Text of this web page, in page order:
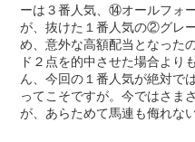
ーは３番人気、⑭オールフォ
が、抜けた１番人気の②グレ
め、意外な高額配当となった
ド２点を的中させた場合より
ん、今回の１番人気が絶対で
ってこそですが。今ではさま
が、あらためて馬連も侮れな